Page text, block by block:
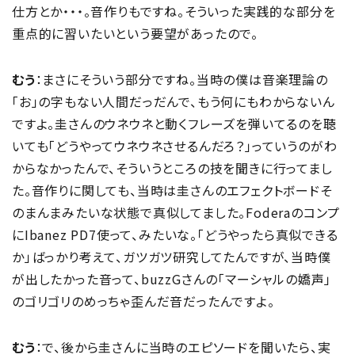
仕方とか・・・。音作りもですね。そういった実践的な部分を
重点的に習いたいという要望があったので。
むう：まさにそういう部分ですね。当時の僕は音楽理論の
「お」の字もない人間だっだんで、もう何にもわからないん
ですよ。圭さんのウネウネと動くフレーズを弾いてるのを聴
いても「どうやってウネウネさせるんだろ？」っていうのがわ
からなかったんで、そういうところの技を聞きに行ってまし
た。音作りに関しても、当時は圭さんのエフェクトボードそ
のまんまみたいな状態で真似してました。Foderaのコンプ
にIbanez PD7使って、みたいな。「どうやったら真似できる
か」ばっかり考えて、ガツガツ研究してたんですが、当時僕
が出したかった音って、buzzGさんの「マーシャルの嬌声」
のゴリゴリのめっちゃ歪んだ音だったんですよ。
むう：で、後から圭さんに当時のエピソードを聞いたら、実